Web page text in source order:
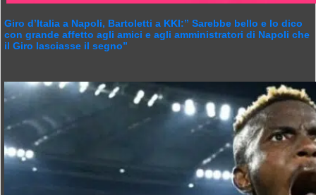
Giro d’Italia a Napoli, Bartoletti a KKI:” Sarebbe bello e lo dico
con grande affetto agli amici e agli amministratori di Napoli che
il Giro lasciasse il segno”